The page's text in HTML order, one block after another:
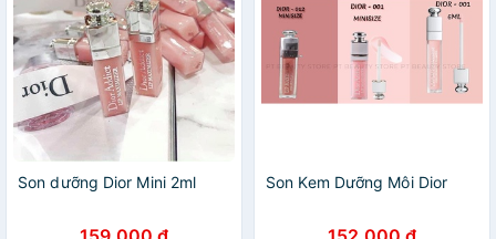
Son dưỡng Dior Mini 2ml Son Kem Dưỡng Môi Dior